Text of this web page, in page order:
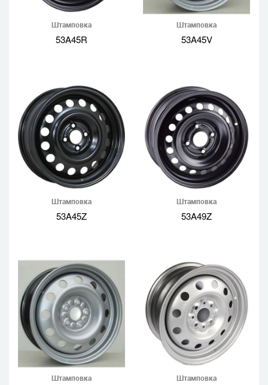
Штамповка
53A45R
Штамповка
53A45V
Штамповка
53A45Z
Штамповка
53A49Z
Штамповка Штамповка